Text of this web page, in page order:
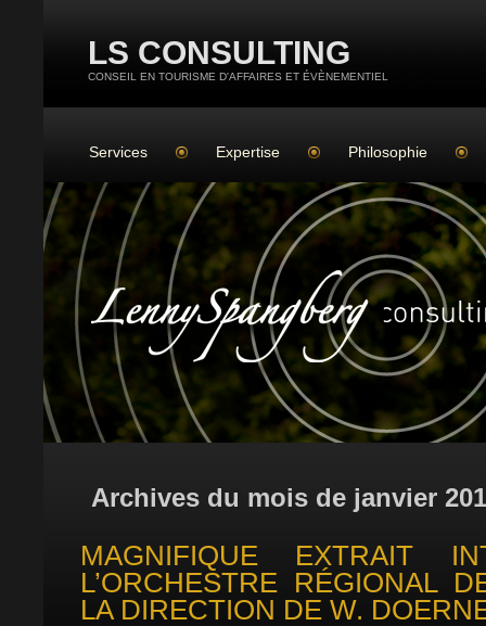
LS CONSULTING
CONSEIL EN TOURISME D'AFFAIRES ET ÉVÈNEMENTIEL
Services Expertise Philosophie
Archives du mois de janvier
MAGNIFIQUE EXTRAIT
L’ORCHESTRE RÉGIONAL
LA DIRECTION DE W.